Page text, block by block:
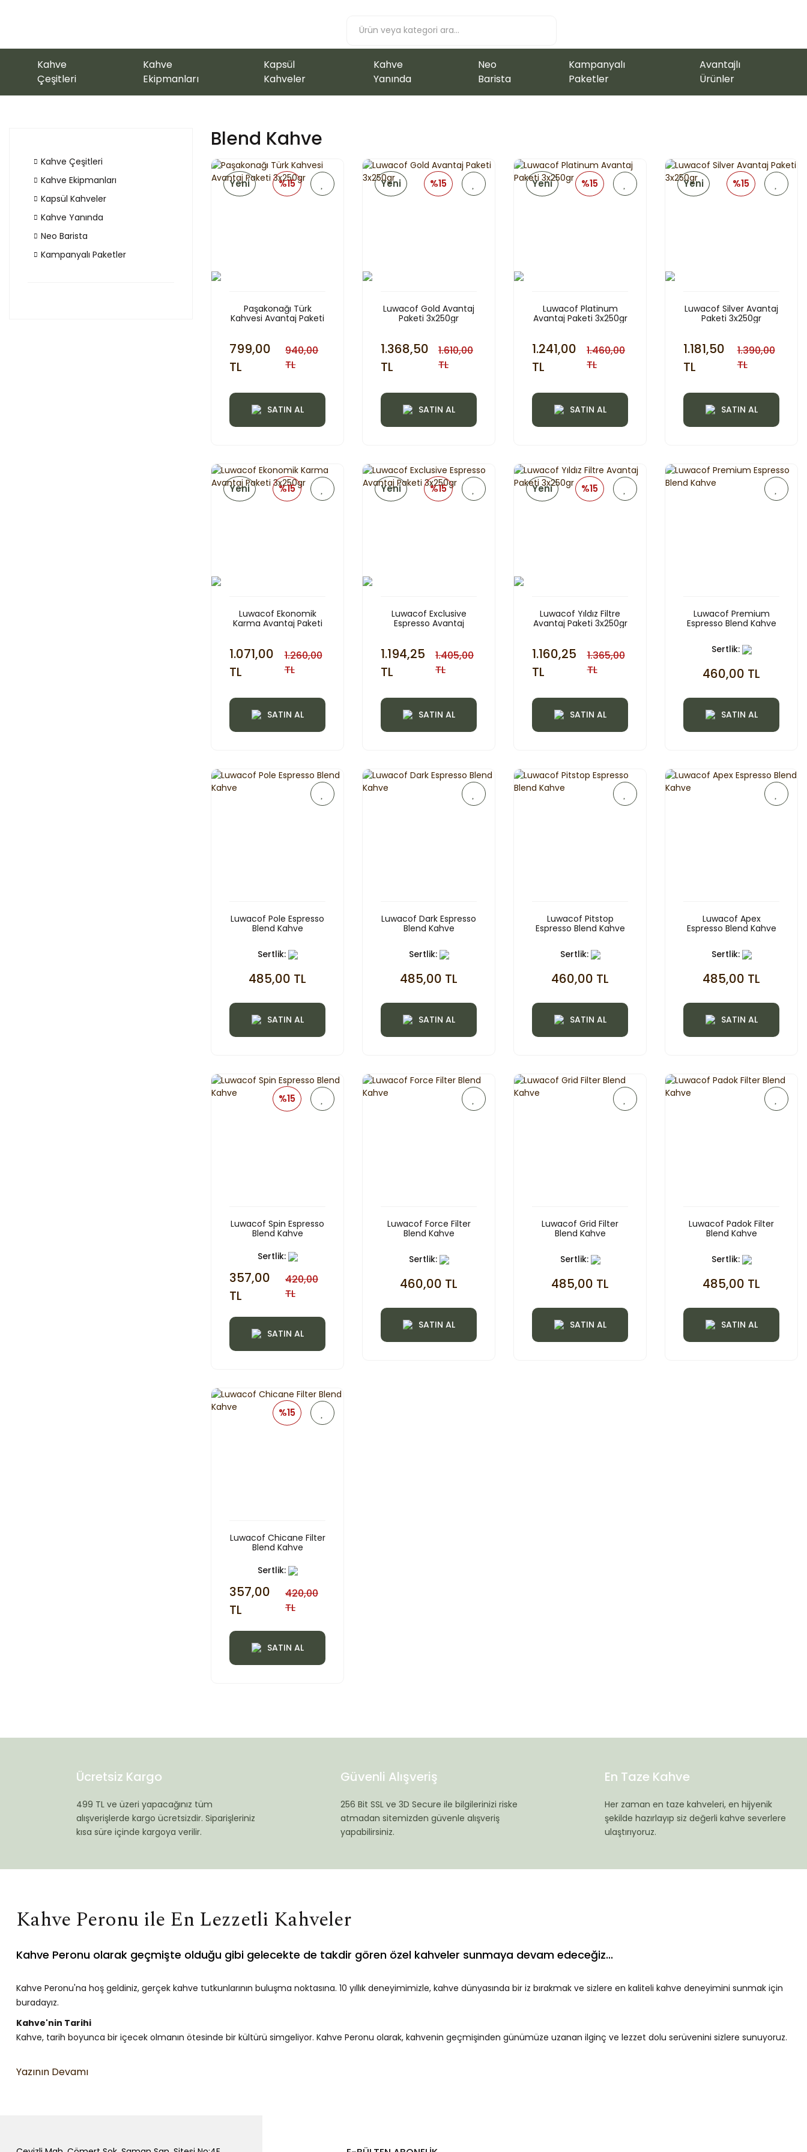
Kahve
Çeşitleri
Kahve
Ekipmanları
Kapsül
Kahveler
Kahve
Yanında
Neo
Barista
Kampanyalı
Paketler
Avantajlı
Ürünler
Kahve Çeşitleri
Kahve Ekipmanları
Kapsül Kahveler
Kahve Yanında
Neo Barista
Kampanyalı Paketler
Blend Kahve
%15
Yeni
Paşakonağı Türk
Kahvesi Avantaj Paketi
799,00
TL
940,00
TL
SATIN AL
%15
Yeni
Luwacof Gold Avantaj
Paketi 3x250gr
1.368,50
TL
1.610,00
TL
SATIN AL
%15
Yeni
Luwacof Platinum
Avantaj Paketi 3x250gr
1.241,00
TL
1.460,00
TL
SATIN AL
%15
Yeni
Luwacof Silver Avantaj
Paketi 3x250gr
1.181,50
TL
1.390,00
TL
SATIN AL
%15
Yeni
Luwacof Ekonomik
Karma Avantaj Paketi
1.071,00
TL
1.260,00
TL
SATIN AL
%15
Yeni
Luwacof Exclusive
Espresso Avantaj
1.194,25
TL
1.405,00
TL
SATIN AL
%15
Yeni
Luwacof Yıldız Filtre
Avantaj Paketi 3x250gr
1.160,25
TL
1.365,00
TL
SATIN AL
Luwacof Premium
Espresso Blend Kahve
Sertlik:
460,00 TL
SATIN AL
Luwacof Pole Espresso
Blend Kahve
Sertlik:
485,00 TL
SATIN AL
Luwacof Dark Espresso
Blend Kahve
Sertlik:
485,00 TL
SATIN AL
Luwacof Pitstop
Espresso Blend Kahve
Sertlik:
460,00 TL
SATIN AL
Luwacof Apex
Espresso Blend Kahve
Sertlik:
485,00 TL
SATIN AL
%15
Luwacof Spin Espresso
Blend Kahve
Sertlik:
357,00
TL
420,00
TL
SATIN AL
Luwacof Force Filter
Blend Kahve
Sertlik:
460,00 TL
SATIN AL
Luwacof Grid Filter
Blend Kahve
Sertlik:
485,00 TL
SATIN AL
Luwacof Padok Filter
Blend Kahve
Sertlik:
485,00 TL
SATIN AL
%15
Luwacof Chicane Filter
Blend Kahve
Sertlik:
357,00
TL
420,00
TL
SATIN AL
Ücretsiz Kargo
499 TL ve üzeri yapacağınız tüm
alışverişlerde kargo ücretsizdir. Siparişleriniz
kısa süre içinde kargoya verilir.
Güvenli Alışveriş
256 Bit SSL ve 3D Secure ile bilgilerinizi riske
atmadan sitemizden güvenle alışveriş
yapabilirsiniz.
En Taze Kahve
Her zaman en taze kahveleri, en hijyenik
şekilde hazırlayıp siz değerli kahve severlere
ulaştırıyoruz.
Kahve Peronu ile En Lezzetli Kahveler
Kahve Peronu olarak geçmişte olduğu gibi gelecekte de takdir gören özel kahveler sunmaya devam edeceğiz...
Kahve Peronu'na hoş geldiniz, gerçek kahve tutkunlarının buluşma noktasına. 10 yıllık deneyimimizle, kahve dünyasında bir iz bırakmak ve sizlere en kaliteli kahve deneyimini sunmak için
buradayız.
Kahve'nin Tarihi
Kahve, tarih boyunca bir içecek olmanın ötesinde bir kültürü simgeliyor. Kahve Peronu olarak, kahvenin geçmişinden günümüze uzanan ilginç ve lezzet dolu serüvenini sizlere sunuyoruz.
Kahvenin sonsuz çeşitliliği ile tanışın. Arabica'dan Robusta'ya, sıradan kahveden özel karışımlara kadar geniş bir kahve yelpazesini keşfedin.